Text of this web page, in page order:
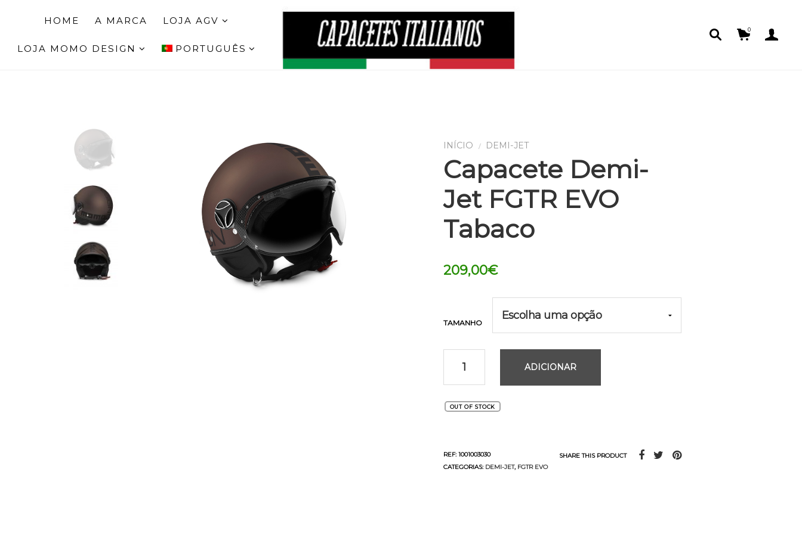
HOME A MARCA LOJA AGV
LOJA MOMO DESIGN PORTUGUÊS
0
Capacete Demi-
Jet FGTR EVO
Tabaco
209,00€
TAMANHO
ADICIONAR
OUT OF STOCK
REF: 1001003030
CATEGORIAS: DEMI-JET, FGTR EVO
SHARE THIS PRODUCT